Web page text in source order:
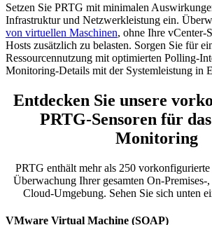
Setzen Sie PRTG mit minimalen
Infrastruktur und Netzwerkleistung ein.
von virtuellen Maschinen, ohne Ihre vCenter-
Hosts zusätzlich zu belasten. Sorgen Sie für
Ressourcennutzung mit optimierten Polling-
Monitoring-Details mit der Systemleistung in
Entdecken Sie unsere
PRTG-Sensoren für
Monitoring
PRTG enthält mehr als 250 vorkonfigurierte
Überwachung Ihrer gesamten On-
Cloud-Umgebung. Sehen Sie sich unten
VMware Virtual Machine (SOAP)